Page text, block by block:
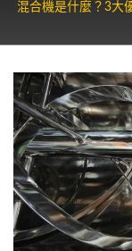
混合機是什麼？3大